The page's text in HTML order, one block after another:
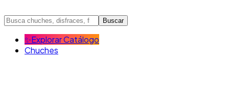
Buscar
✨Explorar Catálogo
Chuches